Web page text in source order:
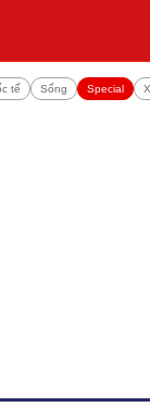
tế Sống Special